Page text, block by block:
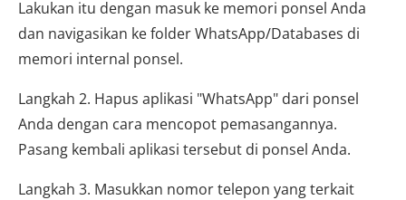
Lakukan itu dengan masuk ke memori ponsel Anda
dan navigasikan ke folder WhatsApp/Databases di
memori internal ponsel.
Langkah 2. Hapus aplikasi "WhatsApp" dari ponsel
Anda dengan cara mencopot pemasangannya.
Pasang kembali aplikasi tersebut di ponsel Anda.
Langkah 3. Masukkan nomor telepon yang terkait